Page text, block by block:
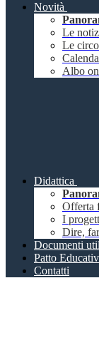
Novità
Le
Le
Albo
Didattica
Offerta
I
Dire,
Documenti
Patto
Contatti